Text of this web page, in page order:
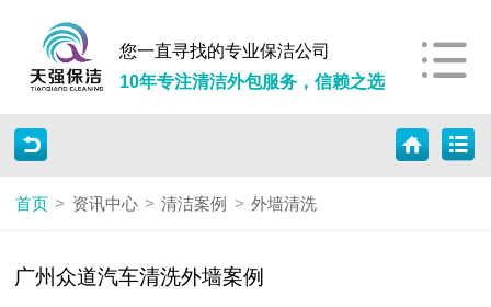
您一直寻找的专业保洁公司
10年专注清洁外包服务，信赖之选
首页 > 资讯中心 > 清洁案例 > 外墙清洗
广州众道汽车清洗外墙案例